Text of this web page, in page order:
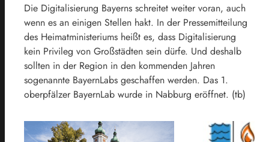
Die Digitalisierung Bayerns schreitet weiter voran, auch
wenn es an einigen Stellen hakt. In der Pressemitteilung
des Heimatministeriums heißt es, dass Digitalisierung
kein Privileg von Großstädten sein dürfe. Und deshalb
sollten in der Region in den kommenden Jahren
sogenannte BayernLabs geschaffen werden. Das 1.
oberpfälzer BayernLab wurde in Nabburg eröffnet. (tb)